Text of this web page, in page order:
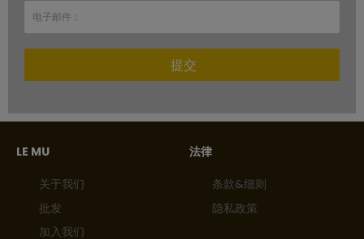
提交
LE MU
关于我们
批发
加入我们
法律
条款&细则
隐私政策